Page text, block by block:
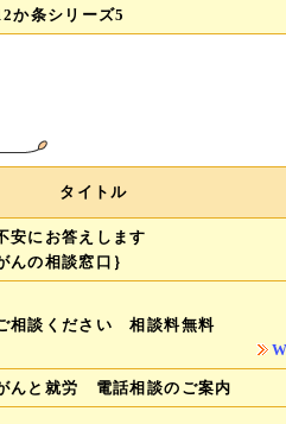
か条シリーズ5
タイトル
安にお答えします
の相談窓口｝
相談ください 相談料無料
んと就労 電話相談のご案内